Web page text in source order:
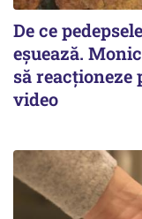
De ce
eșuează.
să
video